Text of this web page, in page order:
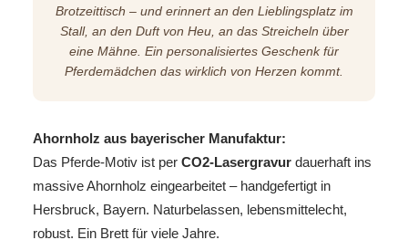
Brotzeittisch – und erinnert an den Lieblingsplatz im
Stall, an den Duft von Heu, an das Streicheln über
eine Mähne. Ein personalisiertes Geschenk für
Pferdemädchen das wirklich von Herzen kommt.
Ahornholz aus bayerischer Manufaktur:
Das Pferde-Motiv ist per CO2-Lasergravur dauerhaft ins
massive Ahornholz eingearbeitet – handgefertigt in
Hersbruck, Bayern. Naturbelassen, lebensmittelecht,
robust. Ein Brett für viele Jahre.